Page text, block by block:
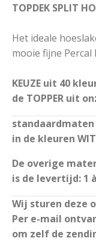
TOPDEK SPLIT
Het ideale
mooie fijne Percal
KEUZE uit 40
de TOPPER uit
standaardmaten
in de kleuren WIT
De overige
is de levertijd: 1
Wij sturen deze
Per e-mail
om zelf de